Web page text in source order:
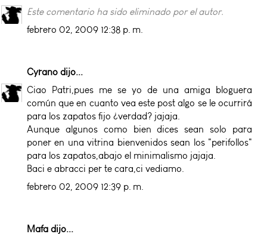
Este comentario ha sido eliminado por el autor.
febrero 02, 2009 12:38 p. m.
Cyrano dijo...
Ciao Patri,pues me se yo de una amiga bloguera
común que en cuanto vea este post algo se le ocurrirá
para los zapatos fijo ¿verdad? jajaja.
Aunque algunos como bien dices sean solo para
poner en una vitrina bienvenidos sean los "perifollos"
para los zapatos,abajo el minimalismo jajaja.
Baci e abracci per te cara,ci vediamo.
febrero 02, 2009 12:39 p. m.
Mafa dijo...